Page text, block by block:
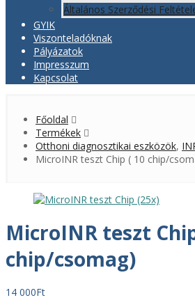
Általános Szerződési
GYIK
Viszonteladóknak
Pályázatok
Impresszum
Kapcsolat
Főoldal
Termékek
Otthoni diagnosztikai eszközök,
MicroINR teszt Chip ( 10 chip/
MicroINR teszt
chip/csomag)
14 000Ft